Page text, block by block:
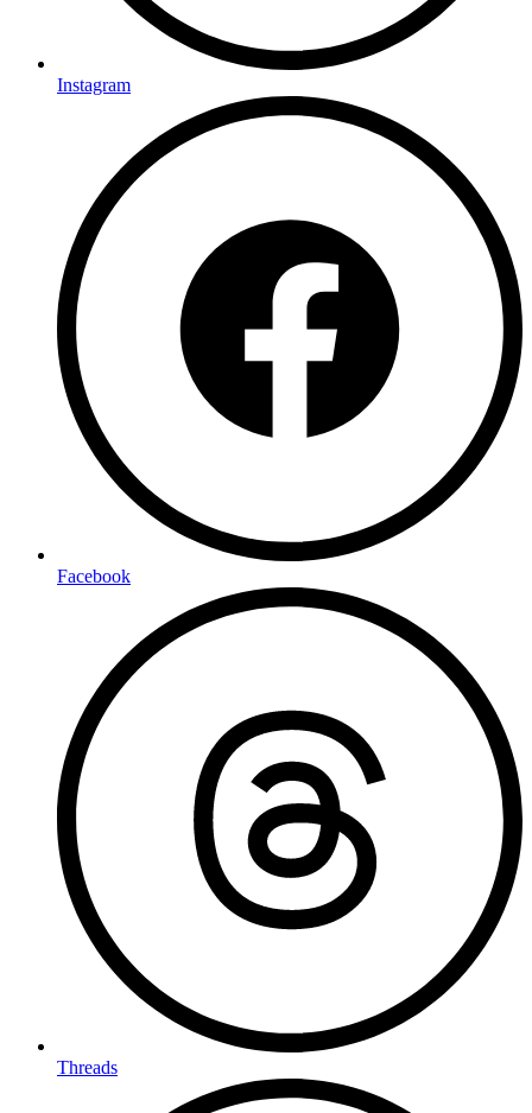
Instagram
Facebook
Threads